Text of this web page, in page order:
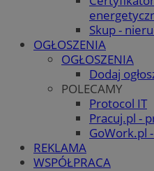
Skup -
OGŁOSZENIA
OGŁOSZENIA
Dodaj
POLECAMY
Protocol IT
Pracuj.pl -
GoWork.pl
REKLAMA
WSPÓŁPRACA